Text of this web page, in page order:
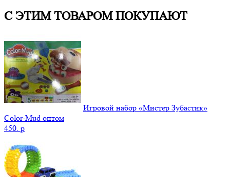
С ЭТИМ ТОВАРОМ ПОКУПАЮТ
Игровой набор «Мистер Зубастик»
Color-Mud оптом
450. p